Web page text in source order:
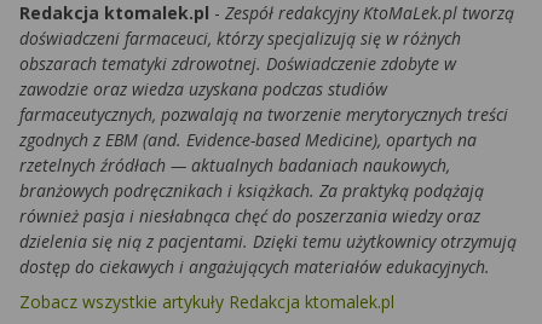
Redakcja ktomalek.pl - Zespół redakcyjny KtoMaLek.pl tworzą
doświadczeni farmaceuci, którzy specjalizują się w różnych
obszarach tematyki zdrowotnej. Doświadczenie zdobyte w
zawodzie oraz wiedza uzyskana podczas studiów
farmaceutycznych, pozwalają na tworzenie merytorycznych treści
zgodnych z EBM (and. Evidence-based Medicine), opartych na
rzetelnych źródłach — aktualnych badaniach naukowych,
branżowych podręcznikach i książkach. Za praktyką podążają
również pasja i niesłabnąca chęć do poszerzania wiedzy oraz
dzielenia się nią z pacjentami. Dzięki temu użytkownicy otrzymują
dostęp do ciekawych i angażujących materiałów edukacyjnych.
Zobacz wszystkie artykuły Redakcja ktomalek.pl